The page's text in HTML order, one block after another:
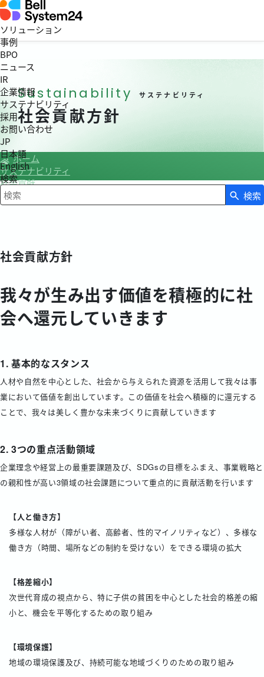
ソリューション
事例
BPO
ニュース
IR
企業情報
サステナビリティ
採用
お問い合わせ
JP
日本語
English
検索
検索キーワード入力
検索
Sustainability サステナビリティ
社会貢献方針
ホーム
サステナビリティ
社会貢献
社会貢献方針
社会貢献方針
我々が生み出す価値を積極的に社
会へ還元していきます
1. 基本的なスタンス
人材や自然を中心とした、社会から与えられた資源を活用して我々は事
業において価値を創出しています。この価値を社会へ積極的に還元する
ことで、我々は美しく豊かな未来づくりに貢献していきます
2. 3つの重点活動領域
企業理念や経営上の最重要課題及び、SDGsの目標をふまえ、事業戦略と
の親和性が高い3領域の社会課題について重点的に貢献活動を行います
【人と働き方】
多様な人材が（障がい者、高齢者、性的マイノリティなど）、多様な
働き方（時間、場所などの制約を受けない）をできる環境の拡大
【格差縮小】
次世代育成の視点から、特に子供の貧困を中心とした社会的格差の縮
小と、機会を平等化するための取り組み
【環境保護】
地域の環境保護及び、持続可能な地域づくりのための取り組み